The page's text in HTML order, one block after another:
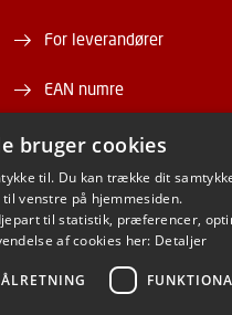
For leverandører
EAN numre
Webshop
DTU Serviceportal
bruger cookies
til. Du kan trække dit
venstre på hjemmesiden.
til statistik, præferencer,
af cookies her: Detaljer